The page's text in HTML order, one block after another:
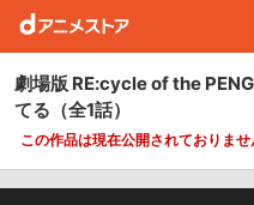
劇場版 RE:cycle of the
てる （全1話）
この作品は現在公開されておりませ